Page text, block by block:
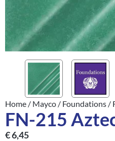
Home / Mayco / Foundations /
FN-215
€6,45